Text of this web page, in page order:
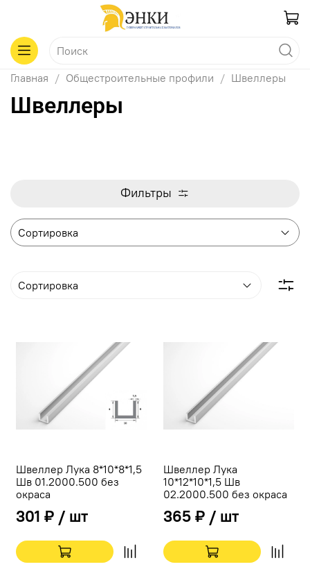
Главная Общестроительные профили Швеллеры
Швеллеры
Фильтры
Швеллер Лука 8*10*8*1,5
Шв 01.2000.500 без
окраса
301 ₽ / шт
Швеллер Лука
10*12*10*1,5 Шв
02.2000.500 без окраса
365 ₽ / шт